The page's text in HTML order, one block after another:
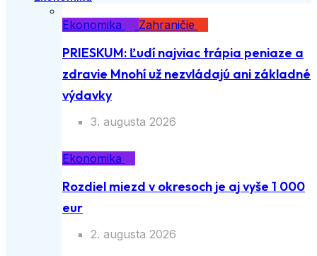
Ekonomika
Zahraničie
PRIESKUM: Ľudí najviac trápia peniaze a
zdravie Mnohí už nezvládajú ani základné
výdavky
3. augusta 2026
Ekonomika
Rozdiel miezd v okresoch je aj vyše 1 000
eur
2. augusta 2026